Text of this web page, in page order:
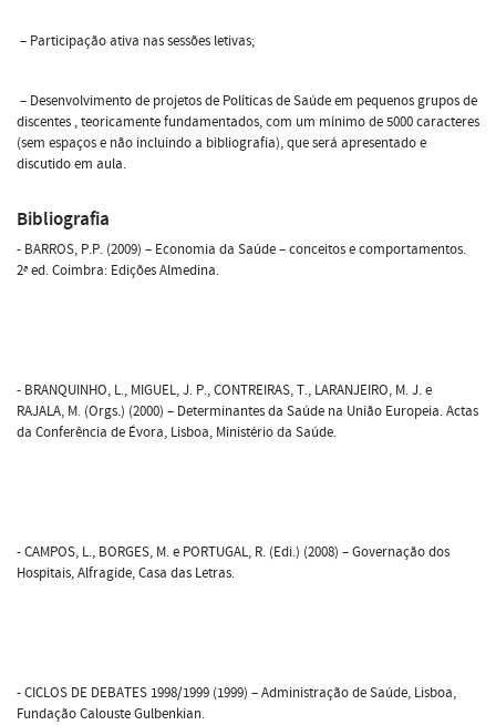
– Participação ativa nas sessões letivas;
– Desenvolvimento de projetos de Políticas de Saúde em pequenos grupos de
discentes , teoricamente fundamentados, com um mínimo de 5000 caracteres
(sem espaços e não incluindo a bibliografia), que será apresentado e
discutido em aula.
Bibliografia
- BARROS, P.P. (2009) – Economia da Saúde – conceitos e comportamentos.
2ª ed. Coimbra: Edições Almedina.
- BRANQUINHO, L., MIGUEL, J. P., CONTREIRAS, T., LARANJEIRO, M. J. e
RAJALA, M. (Orgs.) (2000) – Determinantes da Saúde na União Europeia. Actas
da Conferência de Évora, Lisboa, Ministério da Saúde.
- CAMPOS, L., BORGES, M. e PORTUGAL, R. (Edi.) (2008) – Governação dos
Hospitais, Alfragide, Casa das Letras.
- CICLOS DE DEBATES 1998/1999 (1999) – Administração de Saúde, Lisboa,
Fundação Calouste Gulbenkian.